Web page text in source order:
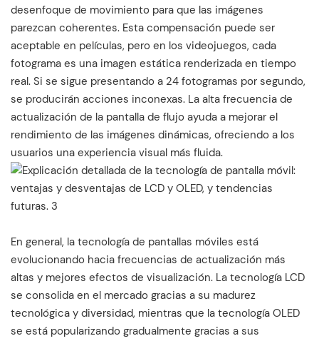
desenfoque de movimiento para que las imágenes
parezcan coherentes. Esta compensación puede ser
aceptable en películas, pero en los videojuegos, cada
fotograma es una imagen estática renderizada en tiempo
real. Si se sigue presentando a 24 fotogramas por segundo,
se producirán acciones inconexas. La alta frecuencia de
actualización de la pantalla de flujo ayuda a mejorar el
rendimiento de las imágenes dinámicas, ofreciendo a los
usuarios una experiencia visual más fluida.
En general, la tecnología de pantallas móviles está
evolucionando hacia frecuencias de actualización más
altas y mejores efectos de visualización. La tecnología LCD
se consolida en el mercado gracias a su madurez
tecnológica y diversidad, mientras que la tecnología OLED
se está popularizando gradualmente gracias a sus